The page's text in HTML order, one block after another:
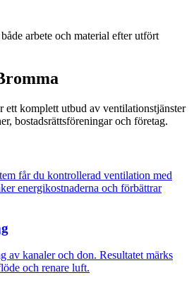
arbete och material efter utfört
ett komplett utbud av ventilationstjänster
bostadsrättsföreningar och företag.
får du kontrollerad ventilation med
energikostnaderna och förbättrar
av kanaler och don. Resultatet märks
och renare luft.